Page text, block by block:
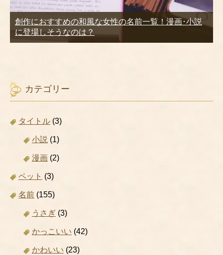
創作におすすめの和風な女性の名前一覧！漫画･小説
に登場しそうなのは？
カテゴリー
タイトル (3)
小説 (1)
漫画 (2)
ペット (3)
名前 (155)
うさぎ (3)
かっこいい (42)
かわいい (23)